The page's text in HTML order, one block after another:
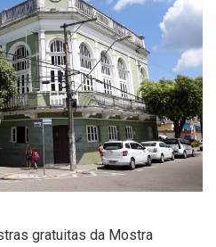
gratuitas da Mostra